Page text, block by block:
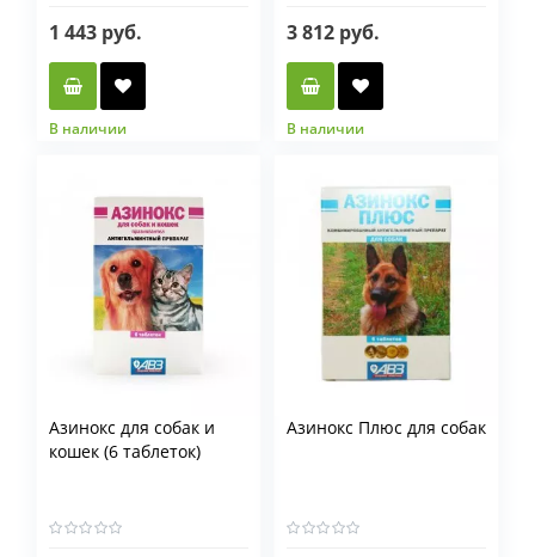
1 443 руб.
В наличии
3 812 руб.
В наличии
Азинокс для собак и
кошек (6 таблеток)
Азинокс Плюс для собак